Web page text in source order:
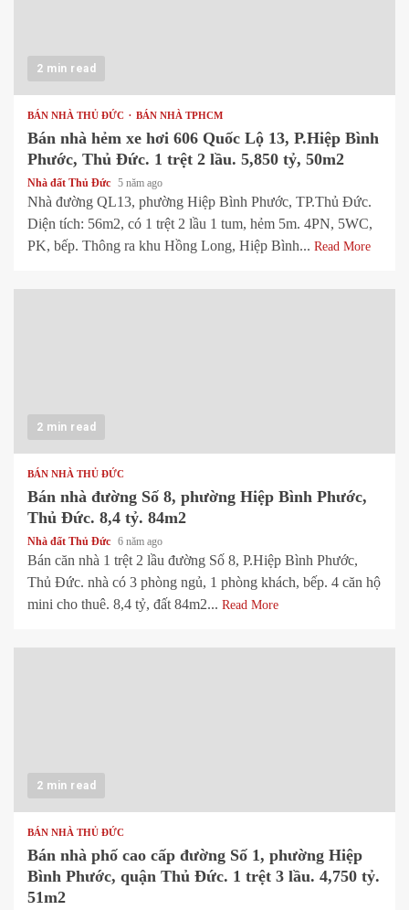
2 min read
BÁN NHÀ THỦ ĐỨC BÁN NHÀ TPHCM
Bán nhà hẻm xe hơi 606 Quốc Lộ 13, P.Hiệp Bình
Phước, Thủ Đức. 1 trệt 2 lầu. 5,850 tỷ, 50m2
Nhà đất Thủ Đức 5 năm ago
Nhà đường QL13, phường Hiệp Bình Phước, TP.Thủ Đức.
Diện tích: 56m2, có 1 trệt 2 lầu 1 tum, hẻm 5m. 4PN, 5WC,
PK, bếp. Thông ra khu Hồng Long, Hiệp Bình... Read More
2 min read
BÁN NHÀ THỦ ĐỨC
Bán nhà đường Số 8, phường Hiệp Bình Phước,
Thủ Đức. 8,4 tỷ. 84m2
Nhà đất Thủ Đức 6 năm ago
Bán căn nhà 1 trệt 2 lầu đường Số 8, P.Hiệp Bình Phước,
Thủ Đức. nhà có 3 phòng ngủ, 1 phòng khách, bếp. 4 căn hộ
mini cho thuê. 8,4 tỷ, đất 84m2... Read More
2 min read
BÁN NHÀ THỦ ĐỨC
Bán nhà phố cao cấp đường Số 1, phường Hiệp
Bình Phước, quận Thủ Đức. 1 trệt 3 lầu. 4,750 tỷ.
51m2